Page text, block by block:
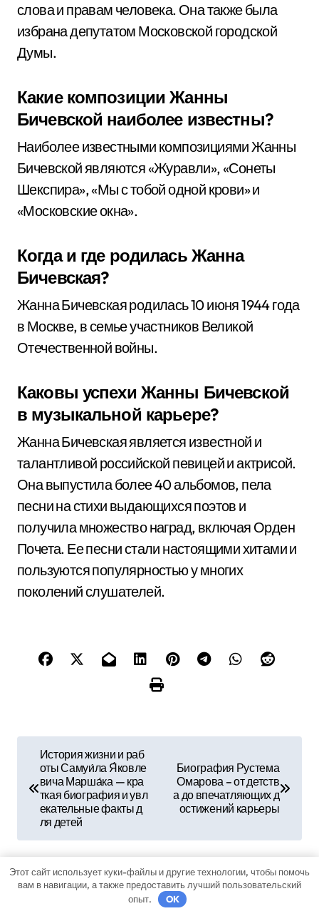
слова и правам человека. Она также была
избрана депутатом Московской городской
Думы.
Какие композиции Жанны
Бичевской наиболее известны?
Наиболее известными композициями Жанны
Бичевской являются «Журавли», «Сонеты
Шекспира», «Мы с тобой одной крови» и
«Московские окна».
Когда и где родилась Жанна
Бичевская?
Жанна Бичевская родилась 10 июня 1944 года
в Москве, в семье участников Великой
Отечественной войны.
Каковы успехи Жанны Бичевской
в музыкальной карьере?
Жанна Бичевская является известной и
талантливой российской певицей и актрисой.
Она выпустила более 40 альбомов, пела
песни на стихи выдающихся поэтов и
получила множество наград, включая Орден
Почета. Ее песни стали настоящими хитами и
пользуются популярностью у многих
поколений слушателей.
и
г
а
История жизни и раб
оты Самуи́ла Я́ковле
вича Марша́ка — кра
ткая биография и увл
екательные факты д
ля детей
Биография Рустема
Омарова – от детств
а до впечатляющих д
остижений карьеры
Автор whynotcomfor
Этот сайт использует куки-файлы и другие технологии, чтобы помочь
вам в навигации, а также предоставить лучший пользовательский
опыт.
OK